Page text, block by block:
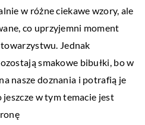
w różne ciekawe wzory, ale
co uprzyjemni moment
Jednak
smakowe bibułki, bo w
nasze doznania i potrafią je
jeszcze w tym temacie jest